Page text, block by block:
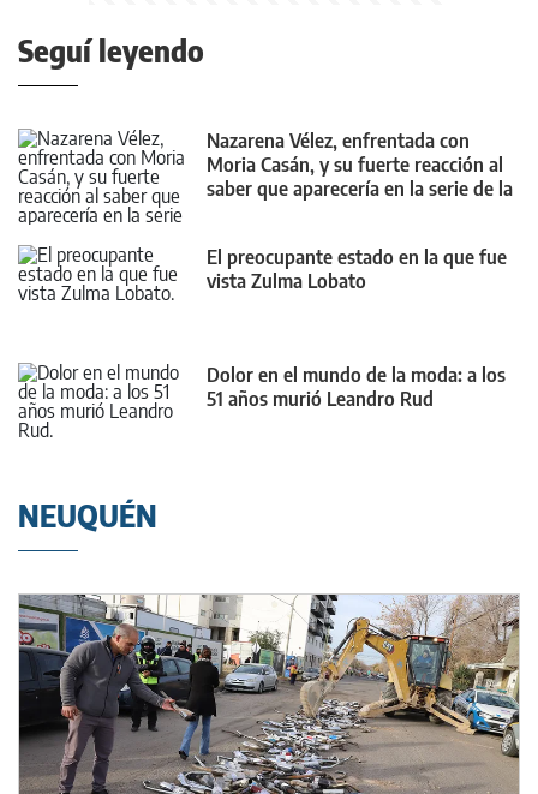
Seguí leyendo
Nazarena Vélez, enfrentada con
Moria Casán, y su fuerte reacción al
saber que aparecería en la serie de la
El preocupante estado en la que fue
vista Zulma Lobato
Dolor en el mundo de la moda: a los
51 años murió Leandro Rud
NEUQUÉN